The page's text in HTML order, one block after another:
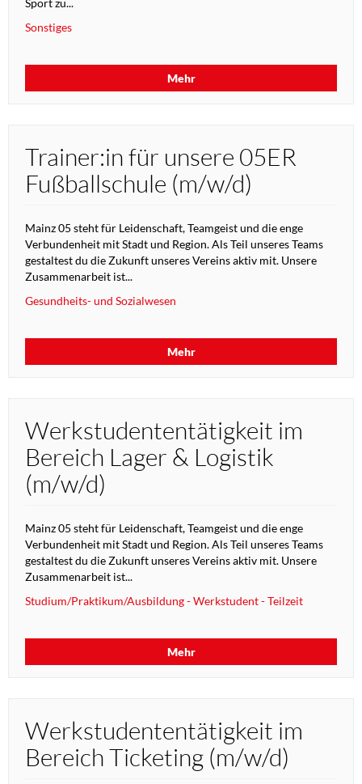
Sonstiges
Mehr
Trainer:in für unsere 05ER
Fußballschule (m/w/d)
Mainz 05 steht für Leidenschaft, Teamgeist und die enge
Verbundenheit mit Stadt und Region. Als Teil unseres Teams
gestaltest du die Zukunft unseres Vereins aktiv mit. Unsere
Zusammenarbeit ist...
Gesundheits- und Sozialwesen
Mehr
Werkstudententätigkeit im
Bereich Lager & Logistik
(m/w/d)
Mainz 05 steht für Leidenschaft, Teamgeist und die enge
Verbundenheit mit Stadt und Region. Als Teil unseres Teams
gestaltest du die Zukunft unseres Vereins aktiv mit. Unsere
Zusammenarbeit ist...
Studium/Praktikum/Ausbildung - Werkstudent - Teilzeit
Mehr
Werkstudententätigkeit im
Bereich Ticketing (m/w/d)